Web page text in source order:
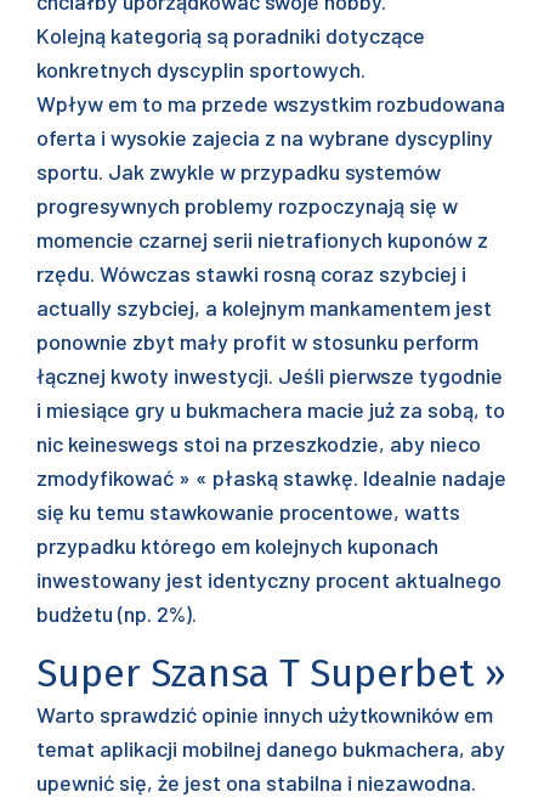
Kolejną kategorią są poradniki dotyczące
konkretnych dyscyplin sportowych.
Wpływ em to ma przede wszystkim rozbudowana
oferta i wysokie zajecia z na wybrane dyscypliny
sportu. Jak zwykle w przypadku systemów
progresywnych problemy rozpoczynają się w
momencie czarnej serii nietrafionych kuponów z
rzędu. Wówczas stawki rosną coraz szybciej i
actually szybciej, a kolejnym mankamentem jest
ponownie zbyt mały profit w stosunku perform
łącznej kwoty inwestycji. Jeśli pierwsze tygodnie
i miesiące gry u bukmachera macie już za sobą, to
nic keineswegs stoi na przeszkodzie, aby nieco
zmodyfikować » « płaską stawkę. Idealnie nadaje
się ku temu stawkowanie procentowe, watts
przypadku którego em kolejnych kuponach
inwestowany jest identyczny procent aktualnego
budżetu (np. 2%).
Super Szansa T Superbet »
Warto sprawdzić opinie innych użytkowników em
temat aplikacji mobilnej danego bukmachera, aby
upewnić się, że jest ona stabilna i niezawodna.